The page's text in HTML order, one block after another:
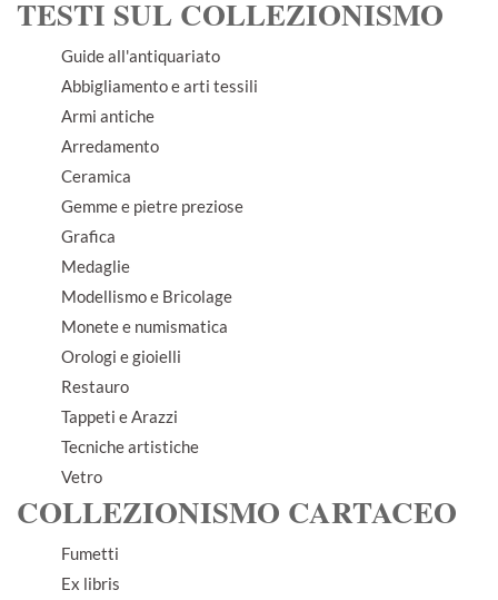
TESTI SUL COLLEZIONISMO
Guide all'antiquariato
Abbigliamento e arti tessili
Armi antiche
Arredamento
Ceramica
Gemme e pietre preziose
Grafica
Medaglie
Modellismo e Bricolage
Monete e numismatica
Orologi e gioielli
Restauro
Tappeti e Arazzi
Tecniche artistiche
Vetro
COLLEZIONISMO CARTACEO
Fumetti
Ex libris